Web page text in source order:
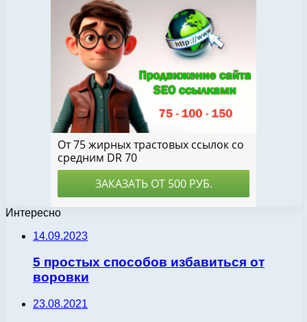
Интересно
14.09.2023
5 простых способов избавиться от
воровки
23.08.2021